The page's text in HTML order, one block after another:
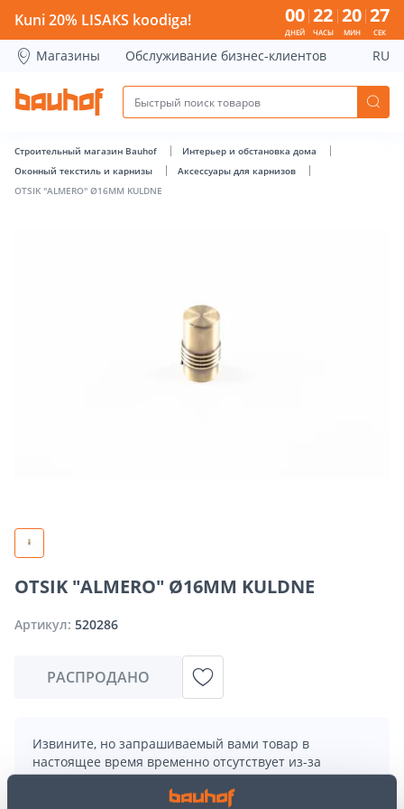
OTSIK &quot;ALMERO&quot; Ø16MM KULDNE - Bauhof
Kuni 20% LISAKS koodiga! 00
ДНЕЙ
22
ЧАСЫ
20
МИН
27
СЕК
Магазины Обслуживание бизнес-клиентов RU
Строительный магазин Bauhof
Интерьер и обстановка дома
Оконный текстиль и карнизы
Аксессуары для карнизов
OTSIK "ALMERO" Ø16MM KULDNE
OTSIK "ALMERO" Ø16MM KULDNE
Артикул: 520286
РАСПРОДАНО
Извините, но запрашиваемый вами товар в
настоящее время временно отсутствует из-за
большого спроса. Однако мы предлагаем отличные
альтернативы из той жекатегории товаров